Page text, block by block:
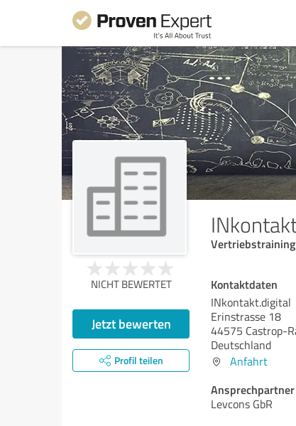
NICHT BEWERTET
Jetzt bewerten
Profil teilen
Kontaktdaten
INkontakt.digital
Erinstrasse 18
44575 Castrop-
Deutschland
Anfahrt
Ansprechpartner
Levcons GbR